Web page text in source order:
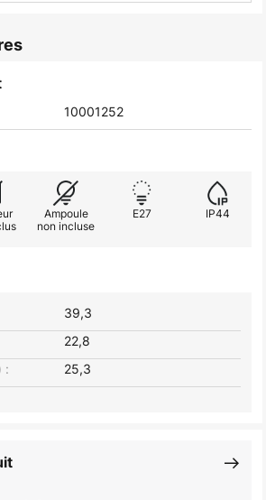
10001252
Ampoule
non incluse
E27 IP44
22,8
39,3
: 25,3